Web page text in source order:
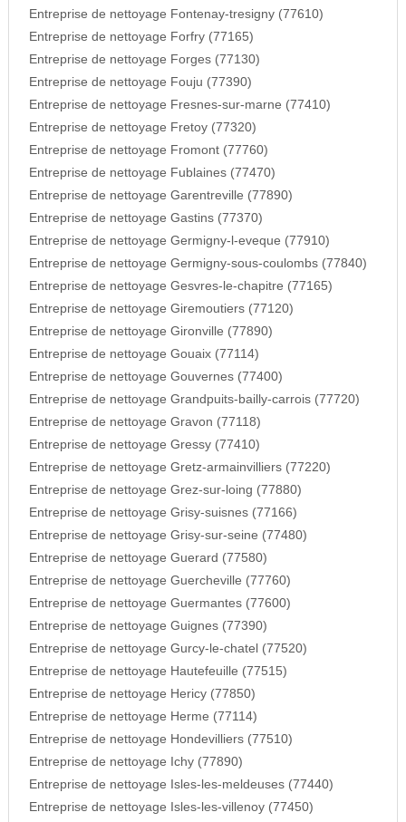
Entreprise de nettoyage Fontenay-tresigny (77610)
Entreprise de nettoyage Forfry (77165)
Entreprise de nettoyage Forges (77130)
Entreprise de nettoyage Fouju (77390)
Entreprise de nettoyage Fresnes-sur-marne (77410)
Entreprise de nettoyage Fretoy (77320)
Entreprise de nettoyage Fromont (77760)
Entreprise de nettoyage Fublaines (77470)
Entreprise de nettoyage Garentreville (77890)
Entreprise de nettoyage Gastins (77370)
Entreprise de nettoyage Germigny-l-eveque (77910)
Entreprise de nettoyage Germigny-sous-coulombs (77840)
Entreprise de nettoyage Gesvres-le-chapitre (77165)
Entreprise de nettoyage Giremoutiers (77120)
Entreprise de nettoyage Gironville (77890)
Entreprise de nettoyage Gouaix (77114)
Entreprise de nettoyage Gouvernes (77400)
Entreprise de nettoyage Grandpuits-bailly-carrois (77720)
Entreprise de nettoyage Gravon (77118)
Entreprise de nettoyage Gressy (77410)
Entreprise de nettoyage Gretz-armainvilliers (77220)
Entreprise de nettoyage Grez-sur-loing (77880)
Entreprise de nettoyage Grisy-suisnes (77166)
Entreprise de nettoyage Grisy-sur-seine (77480)
Entreprise de nettoyage Guerard (77580)
Entreprise de nettoyage Guercheville (77760)
Entreprise de nettoyage Guermantes (77600)
Entreprise de nettoyage Guignes (77390)
Entreprise de nettoyage Gurcy-le-chatel (77520)
Entreprise de nettoyage Hautefeuille (77515)
Entreprise de nettoyage Hericy (77850)
Entreprise de nettoyage Herme (77114)
Entreprise de nettoyage Hondevilliers (77510)
Entreprise de nettoyage Ichy (77890)
Entreprise de nettoyage Isles-les-meldeuses (77440)
Entreprise de nettoyage Isles-les-villenoy (77450)